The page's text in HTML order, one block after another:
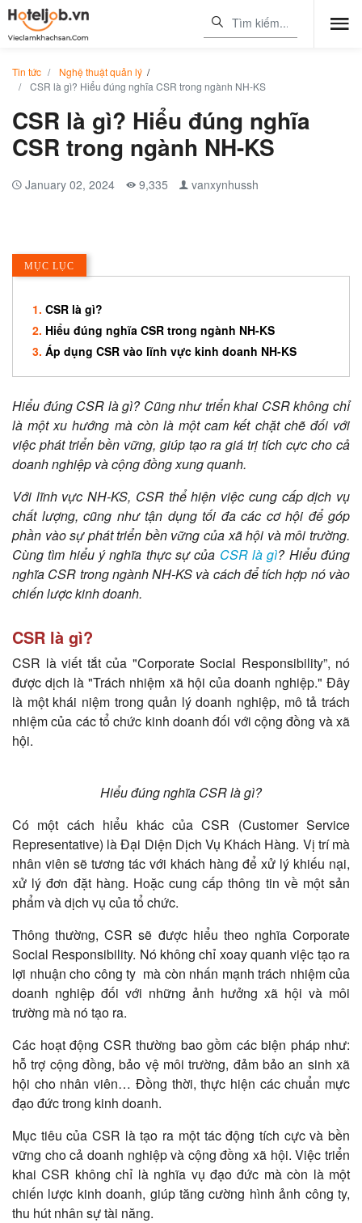
Tin tức Nghệ thuật quản lý /
CSR là gì? Hiểu đúng nghĩa CSR trong ngành NH-KS
CSR là gì? Hiểu đúng nghĩa
CSR trong ngành NH-KS
January 02, 2024 9,335 vanxynhussh
MỤC LỤC
CSR là gì?
Hiểu đúng nghĩa CSR trong ngành NH-KS
Áp dụng CSR vào lĩnh vực kinh doanh NH-KS
Hiểu đúng CSR là gì? Cũng như triển khai CSR không chỉ
là một xu hướng mà còn là một cam kết chặt chẽ đối với
việc phát triển bền vững, giúp tạo ra giá trị tích cực cho cả
doanh nghiệp và cộng đồng xung quanh.
Với lĩnh vực NH-KS, CSR thể hiện việc cung cấp dịch vụ
chất lượng, cũng như tận dụng tối đa các cơ hội để góp
phần vào sự phát triển bền vững của xã hội và môi trường.
Cùng tìm hiểu ý nghĩa thực sự của CSR là gì? Hiểu đúng
nghĩa CSR trong ngành NH-KS và cách để tích hợp nó vào
chiến lược kinh doanh.
CSR là gì?
CSR là viết tắt của "Corporate Social Responsibility”, nó
được dịch là "Trách nhiệm xã hội của doanh nghiệp." Đây
là một khái niệm trong quản lý doanh nghiệp, mô tả trách
nhiệm của các tổ chức kinh doanh đối với cộng đồng và xã
hội.
Hiểu đúng nghĩa CSR là gì?
Có một cách hiểu khác của CSR (Customer Service
Representative) là Đại Diện Dịch Vụ Khách Hàng. Vị trí mà
nhân viên sẽ tương tác với khách hàng để xử lý khiếu nại,
xử lý đơn đặt hàng. Hoặc cung cấp thông tin về một sản
phẩm và dịch vụ của tổ chức.
Thông thường, CSR sẽ được hiểu theo nghĩa Corporate
Social Responsibility. Nó không chỉ xoay quanh việc tạo ra
lợi nhuận cho công ty mà còn nhấn mạnh trách nhiệm của
doanh nghiệp đối với những ảnh hưởng xã hội và môi
trường mà nó tạo ra.
Các hoạt động CSR thường bao gồm các biện pháp như:
hỗ trợ cộng đồng, bảo vệ môi trường, đảm bảo an sinh xã
hội cho nhân viên… Đồng thời, thực hiện các chuẩn mực
đạo đức trong kinh doanh.
Mục tiêu của CSR là tạo ra một tác động tích cực và bền
vững cho cả doanh nghiệp và cộng đồng xã hội. Việc triển
khai CSR không chỉ là nghĩa vụ đạo đức mà còn là một
chiến lược kinh doanh, giúp tăng cường hình ảnh công ty,
thu hút nhân sự tài năng.